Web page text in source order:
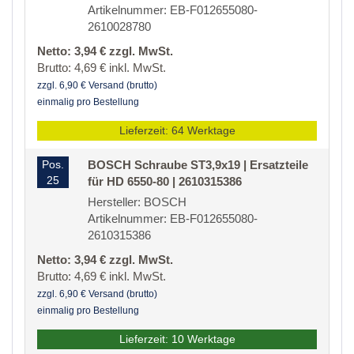
Artikelnummer: EB-F012655080-
2610028780
Netto: 3,94 € zzgl. MwSt.
Brutto: 4,69 € inkl. MwSt.
zzgl. 6,90 € Versand (brutto)
einmalig pro Bestellung
Lieferzeit: 64 Werktage
Pos.
25
BOSCH Schraube ST3,9x19 | Ersatzteile
für HD 6550-80 | 2610315386
Hersteller: BOSCH
Artikelnummer: EB-F012655080-
2610315386
Netto: 3,94 € zzgl. MwSt.
Brutto: 4,69 € inkl. MwSt.
zzgl. 6,90 € Versand (brutto)
einmalig pro Bestellung
Lieferzeit: 10 Werktage